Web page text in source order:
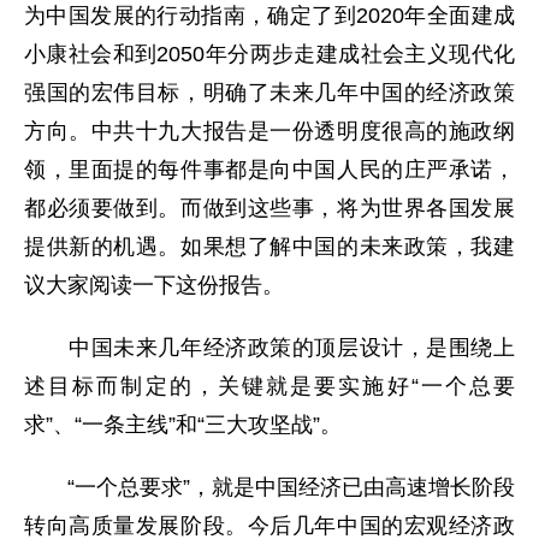
为中国发展的行动指南，确定了到2020年全面建成
小康社会和到2050年分两步走建成社会主义现代化
强国的宏伟目标，明确了未来几年中国的经济政策
方向。中共十九大报告是一份透明度很高的施政纲
领，里面提的每件事都是向中国人民的庄严承诺，
都必须要做到。而做到这些事，将为世界各国发展
提供新的机遇。如果想了解中国的未来政策，我建
议大家阅读一下这份报告。
中国未来几年经济政策的顶层设计，是围绕上
述目标而制定的，关键就是要实施好“一个总要
求”、“一条主线”和“三大攻坚战”。
“一个总要求”，就是中国经济已由高速增长阶段
转向高质量发展阶段。今后几年中国的宏观经济政